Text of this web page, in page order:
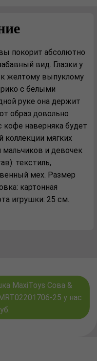
покорит абсолютно
вид. Глазки у
желтому выпуклому
с белыми
руке она держит
образ довольно
наверняка будет
коллекции мягких
мальчиков и девочек
текстиль,
мех. Размер
картонная
игрушки: 25 см.
MaxiToys Сова &
25 у нас